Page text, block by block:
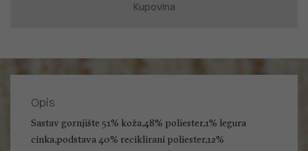
Kupovina
Opis
Sastav gornjište 51% koža,48% poliester,1% legura
cinka,podstava 40% reciklirani poliester,12%